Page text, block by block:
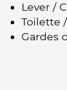
Lever /
Toilette
Gardes